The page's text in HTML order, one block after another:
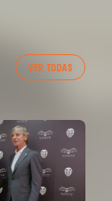
VER TODAS